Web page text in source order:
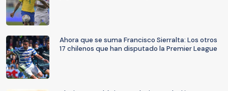
Ahora que se suma Francisco Sierralta: Los otros
17 chilenos que han disputado la Premier League